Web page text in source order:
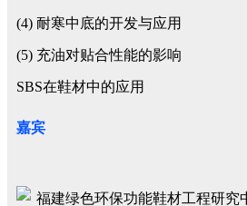
(4) 耐寒中底的开发与应用
(5) 充油对贴合性能的影响
SBS在鞋材中的应用
嘉宾